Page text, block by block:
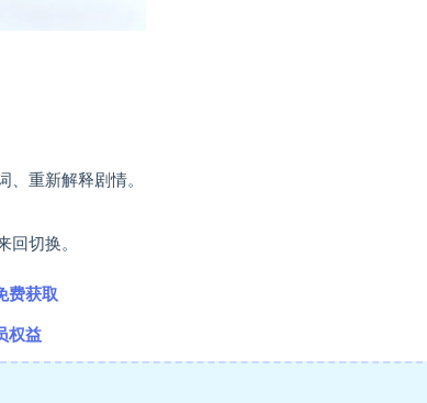
、重新解释剧情。
回切换。
费获取
权益